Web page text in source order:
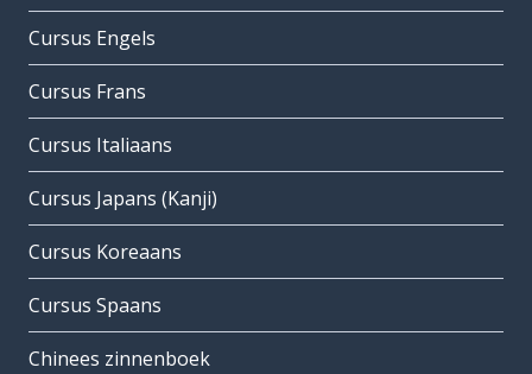
Cursus Engels
Cursus Frans
Cursus Italiaans
Cursus Japans (Kanji)
Cursus Koreaans
Cursus Spaans
Chinees zinnenboek